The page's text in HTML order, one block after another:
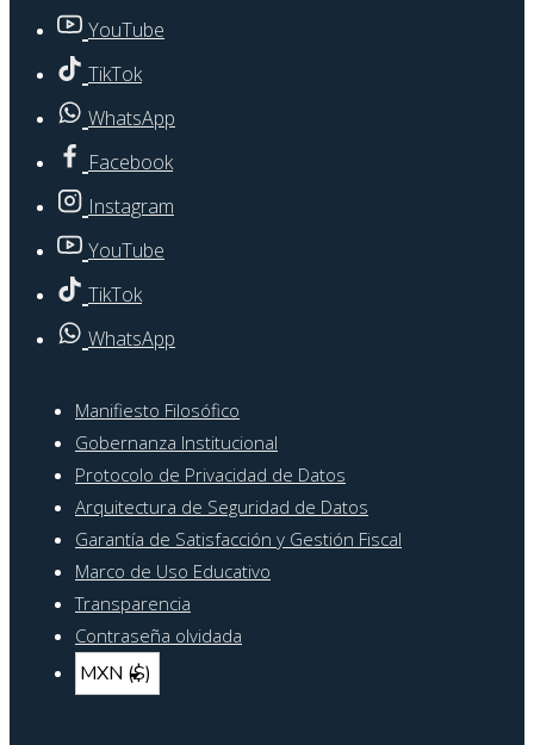
YouTube
TikTok
WhatsApp
Facebook
Instagram
YouTube
TikTok
WhatsApp
Menú
del
pie
de
página
Manifiesto Filosófico
Gobernanza Institucional
Protocolo de Privacidad de Datos
Arquitectura de Seguridad de Datos
Garantía de Satisfacción y Gestión Fiscal
Marco de Uso Educativo
Transparencia
Contraseña olvidada